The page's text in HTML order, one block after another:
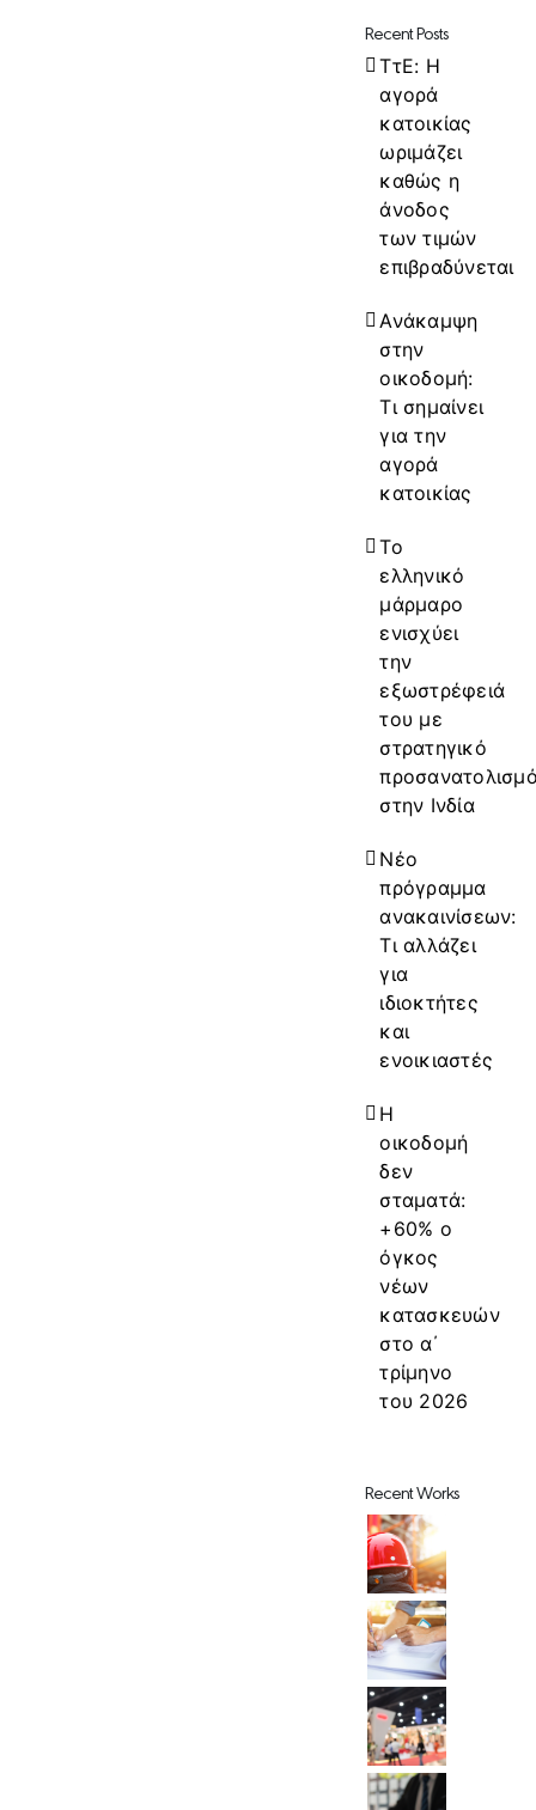
Recent Posts
ΤτΕ: Η
αγορά
κατοικίας
ωριμάζει
καθώς η
άνοδος
των τιμών
επιβραδύνεται
Ανάκαμψη
στην
οικοδομή:
Τι σημαίνει
για την
αγορά
κατοικίας
Το
ελληνικό
μάρμαρο
ενισχύει
την
εξωστρέφειά
του με
στρατηγικό
στην Ινδία
Νέο
πρόγραμμα
ανακαινίσεων:
Τι αλλάζει
για
ιδιοκτήτες
και
ενοικιαστές
Η
οικοδομή
δεν
σταματά:
+60% ο
όγκος
νέων
κατασκευών
στο α΄
τρίμηνο
του 2026
Recent Works